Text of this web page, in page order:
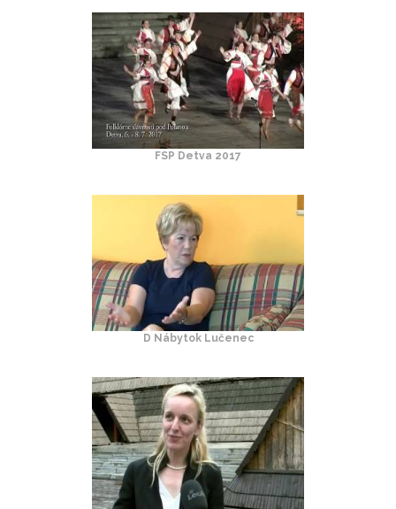
FSP Detva 2017
D Nábytok Lučenec